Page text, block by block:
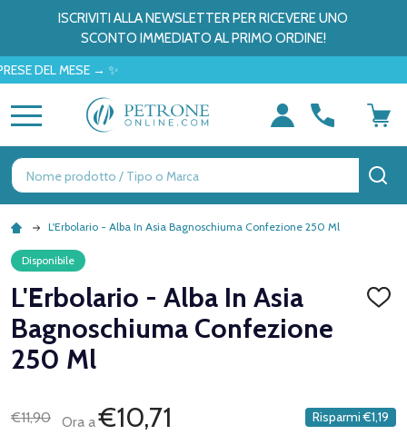
ISCRIVITI ALLA NEWSLETTER PER RICEVERE UNO
SCONTO IMMEDIATO AL PRIMO ORDINE!
MESE → ✨
Ricerca
L'Erbolario - Alba In Asia Bagnoschiuma Confezione 250 Ml
Disponibile
L'Erbolario - Alba In Asia
Bagnoschiuma Confezione
250 Ml
€11,90 Ora a€10,71 Risparmi €1,19